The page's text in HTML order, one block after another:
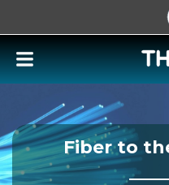
Fiber to